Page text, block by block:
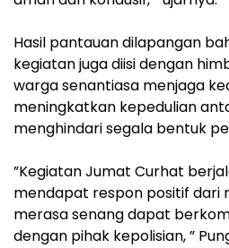
‎Hasil pantauan dilapangan
kegiatan juga diisi dengan
warga senantiasa menjaga
meningkatkan kepedulian
menghindari segala bentuk
‎”Kegiatan Jumat Curhat
mendapat respon positif dari
merasa senang dapat
dengan pihak kepolisian, ”